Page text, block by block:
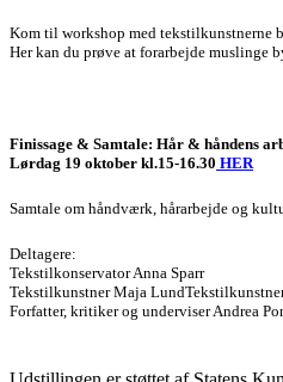
Kom til workshop med tekstilkunstnerne
Her kan du prøve at forarbejde muslinge
Finissage & Samtale: Hår & håndens
Lørdag 19 oktober kl.15-16.30 HER
Samtale om håndværk, hårarbejde og
Deltagere:
Tekstilkonservator Anna Sparr
Tekstilkunstner Maja
Forfatter, kritiker og underviser Andrea